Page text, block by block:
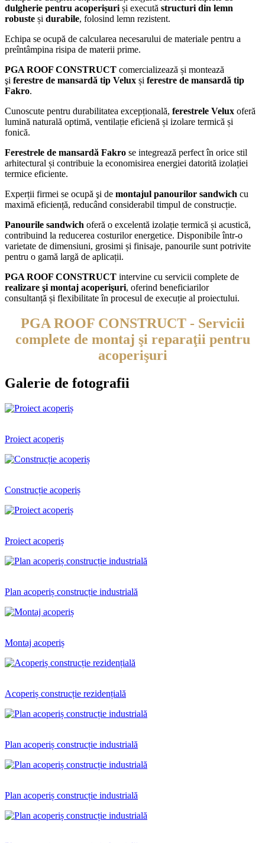
dulgherie pentru acoperișuri și execută structuri din lemn
robuste și durabile, folosind lemn rezistent.
Echipa se ocupă de calcularea necesarului de materiale pentru a
preîntâmpina risipa de materii prime.
PGA ROOF CONSTRUCT comercializează și montează
şi ferestre de mansardă tip Velux și ferestre de mansardă tip
Fakro.
Cunoscute pentru durabilitatea excepțională, ferestrele Velux oferă
lumină naturală optimă, ventilație eficienă și izolare termică și
fonică.
Ferestrele de mansardă Fakro se integrează perfect în orice stil
arhitectural și contribuie la economisirea energiei datorită izolației
termice eficiente.
Experții firmei se ocupă şi de montajul panourilor sandwich cu
maximă eficiență, reducând considerabil timpul de construcție.
Panourile sandwich oferă o excelentă izolație termică și acustică,
contribuind la reducerea costurilor energetice. Disponibile într-o
varietate de dimensiuni, grosimi și finisaje, panourile sunt potrivite
pentru o gamă largă de aplicații.
PGA ROOF CONSTRUCT intervine cu servicii complete de
realizare şi montaj acoperişuri, oferind beneficiarilor
consultanță și flexibilitate în procesul de execuție al proiectului.
PGA ROOF CONSTRUCT- Servicii
complete de montaj şi reparaţii pentru
acoperişuri
Galerie de fotografii
Proiect acoperiș
Construcție acoperiș
Proiect acoperiș
Plan acoperiș construcție industrială
Montaj acoperiș
Acoperiș construcție rezidențială
Plan acoperiș construcție industrială
Plan acoperiș construcție industrială